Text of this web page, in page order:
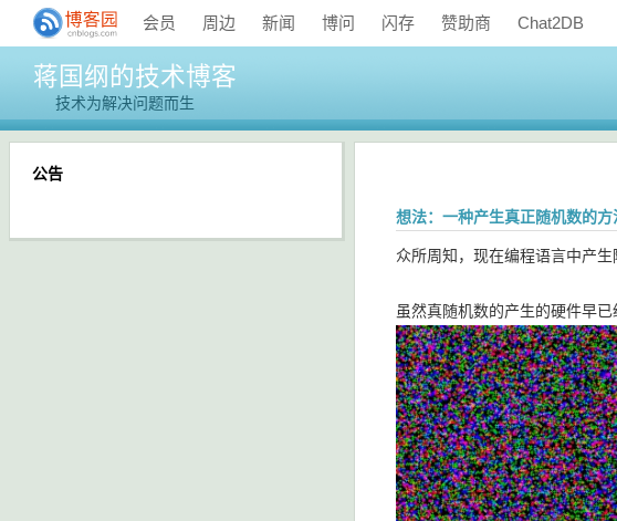
会员 周边 新闻 博问 闪存 赞助商 Chat2DB
蒋国纲的技术博客
技术为解决问题而生
想法：一种产生真正随机数的方
众所周知，现在编程语言中产
虽然真随机数的产生的硬件早
公告